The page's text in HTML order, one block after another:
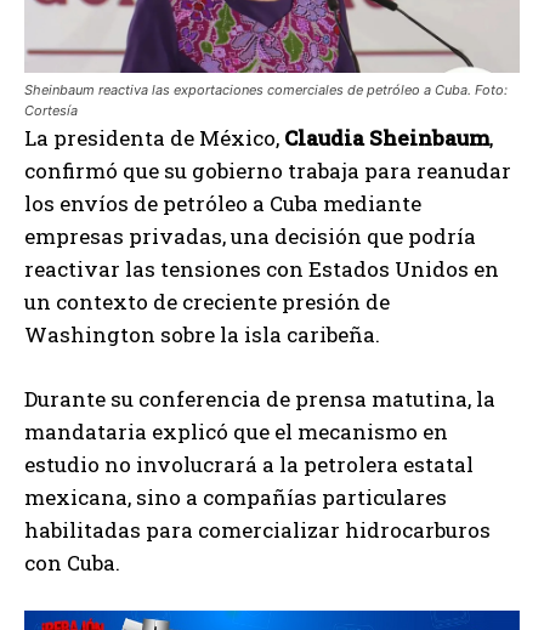
Sheinbaum reactiva las exportaciones comerciales de petróleo a Cuba. Foto:
Cortesía
La presidenta de México, Claudia Sheinbaum,
confirmó que su gobierno trabaja para reanudar
los envíos de petróleo a Cuba mediante
empresas privadas, una decisión que podría
reactivar las tensiones con Estados Unidos en
un contexto de creciente presión de
Washington sobre la isla caribeña.
Durante su conferencia de prensa matutina, la
mandataria explicó que el mecanismo en
estudio no involucrará a la petrolera estatal
mexicana, sino a compañías particulares
habilitadas para comercializar hidrocarburos
con Cuba.